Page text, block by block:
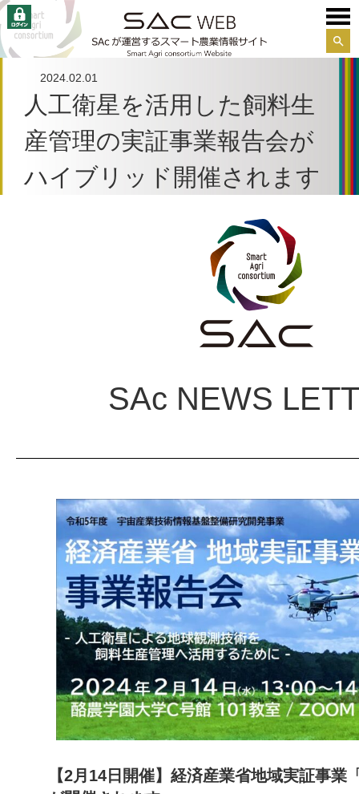
サイ
2024.02.01
人工衛星を活用した飼料生
産管理の実証事業報告会が
ハイブリッド開催されます
SAc NEWS
【2月14日開催】経済産業省地域実証事業